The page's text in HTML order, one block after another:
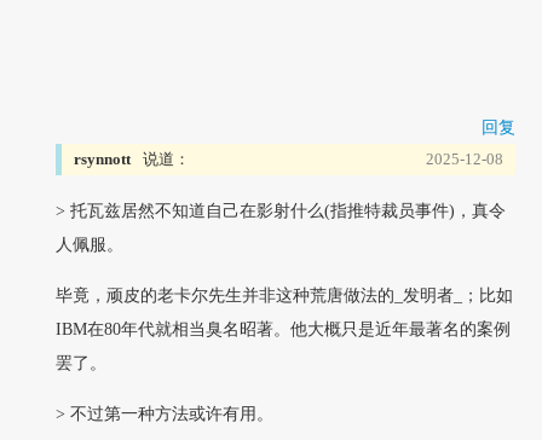
回复
rsynnott 说道： 2025-12-08
> 托瓦兹居然不知道自己在影射什么(指推特裁员事件)，真令
人佩服。
毕竟，顽皮的老卡尔先生并非这种荒唐做法的_发明者_；比如
IBM在80年代就相当臭名昭著。他大概只是近年最著名的案例
罢了。
> 不过第一种方法或许有用。